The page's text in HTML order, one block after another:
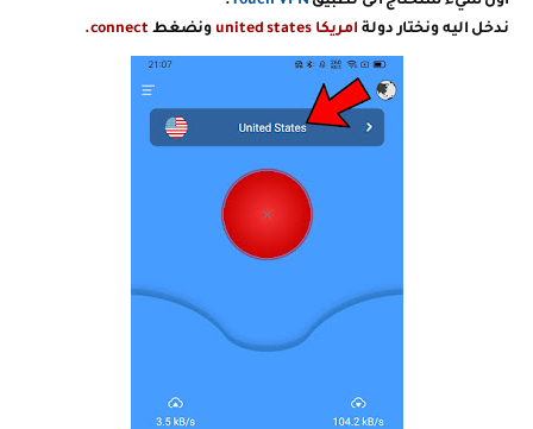
ندخل اليه ونختار دولة امريكا united states ونضغط connect.